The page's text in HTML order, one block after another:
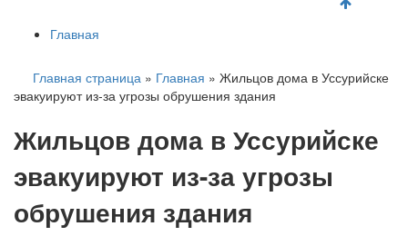
Главная
Главная страница » Главная » Жильцов дома в Уссурийске
эвакуируют из-за угрозы обрушения здания
Жильцов дома в Уссурийске
эвакуируют из-за угрозы
обрушения здания